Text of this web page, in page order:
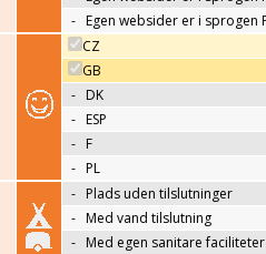
- Egen websider er i sprogen
CZ
GB
- DK
- ESP
- F
- PL
- Plads uden tilslutninger
- Med vand tilslutning
- Med egen sanitare faciliteter